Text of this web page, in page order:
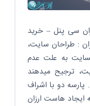
سی پنل – خرید
: طراحان سایت،
به علت عدم
ترجیح میدهند
دو با اشراف
ایجاد هاست ارزان